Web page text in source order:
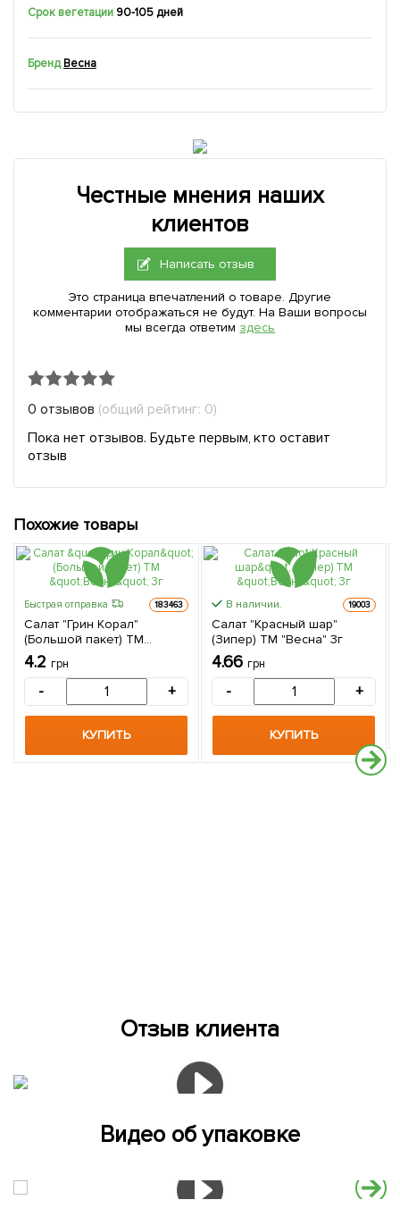
Срок вегетации 90-105 дней
БрендВесна
Честные мнения наших
клиентов
Написать отзыв
Это страница впечатлений о товаре. Другие
комментарии отображаться не будут. На Ваши вопросы
мы всегда ответим здесь
0 отзывов (общий рейтинг: 0)
Пока нет отзывов. Будьте первым, кто оставит
отзыв
Похожие товары
Быстрая отправка 183463
Салат "Грин Корал"
(Большой пакет) ТМ
"Весна" 3г
4.2 грн
- +
КУПИТЬ
В наличии. 19003
Салат "Красный шар"
(Зипер) ТМ "Весна" 3г
4.66 грн
- +
КУПИТЬ
Отзыв клиента
Видео об упаковке